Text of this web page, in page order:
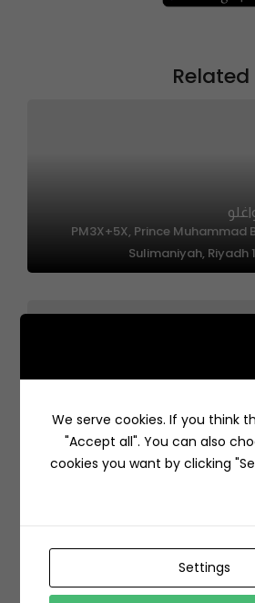
PM3X+5X, Prince Muhammad
Sulimaniyah, Riyadh
2640 Al Batarji, AZ Zahra District,
We serve cookies. If you think
"Accept all". You can also
cookies you want by clicking
Settings